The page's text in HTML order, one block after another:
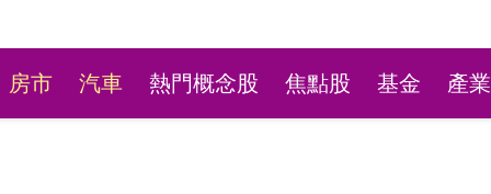
房市 汽車 熱門概念股 焦點股 基金 產